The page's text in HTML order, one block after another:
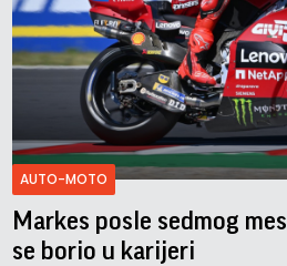
AUTO-MOTO
Markes posle sedmog
se borio u karijeri